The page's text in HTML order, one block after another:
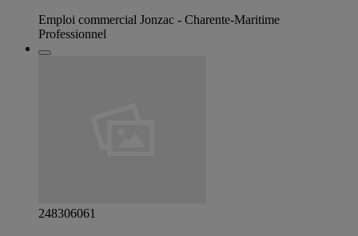
Emploi commercial Jonzac - Charente-Maritime
Professionnel
248306061